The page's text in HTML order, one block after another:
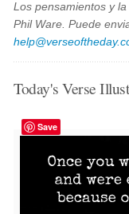
Los pensamientos y
Phil Ware. Puede
Today's Verse
Save